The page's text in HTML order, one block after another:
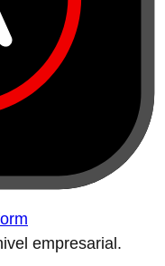
empresarial.